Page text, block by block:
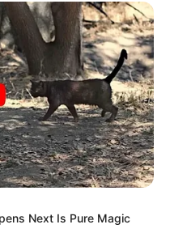
,David Oakesi
pojawią się takżePollyanna
.
Next Is Pure Magic